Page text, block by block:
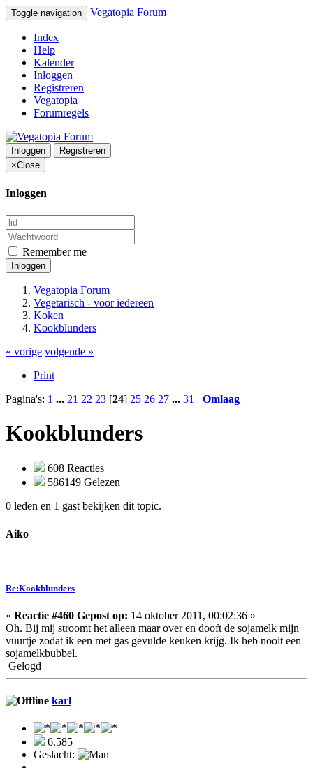
Toggle navigation Vegatopia Forum
Index
Help
Kalender
Inloggen
Registreren
Vegatopia
Forumregels
Inloggen
Registreren
×Close
Inloggen
Remember me
Inloggen
Vegatopia Forum
Vegetarisch - voor iedereen
Koken
Kookblunders
« vorige volgende »
Print
Pagina's: 1 ... 21 22 23 [24] 25 26 27 ... 31 Omlaag
Kookblunders
608 Reacties
586149 Gelezen
0 leden en 1 gast bekijken dit topic.
Aiko
Re:Kookblunders
« Reactie #460 Gepost op: 14 oktober 2011, 00:02:36 »
Oh. Bij mij stroomt het alleen maar over en dooft de sojamelk mijn
vuurtje zodat ik een met gas gevulde keuken krijg. Ik heb nooit een
sojamelkbubbel.
Gelogd
karl
6.585
Geslacht: